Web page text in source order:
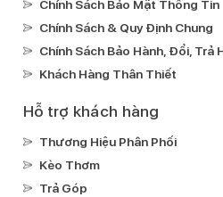
Chính Sách Bảo Mật Thông Tin
Chính Sách & Quy Định Chung
Chính Sách Bảo Hành, Đổi, Trả
Khách Hàng Thân Thiết
Hỗ trợ khách hàng
Thương Hiệu Phân Phối
Kèo Thơm
Trả Góp